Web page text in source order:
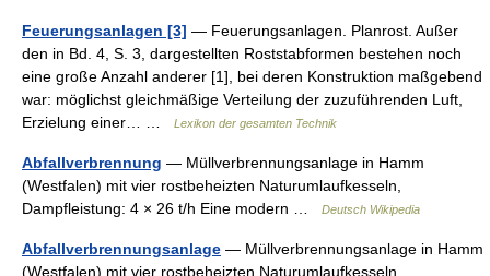
Feuerungsanlagen [3] — Feuerungsanlagen. Planrost. Außer
den in Bd. 4, S. 3, dargestellten Roststabformen bestehen noch
eine große Anzahl anderer [1], bei deren Konstruktion maßgebend
war: möglichst gleichmäßige Verteilung der zuzuführenden Luft,
Erzielung einer… …
Lexikon der gesamten Technik
Abfallverbrennung — Müllverbrennungsanlage in Hamm
(Westfalen) mit vier rostbeheizten Naturumlaufkesseln,
Dampfleistung: 4 × 26 t/h Eine modern …
Deutsch Wikipedia
Abfallverbrennungsanlage — Müllverbrennungsanlage in Hamm
(Westfalen) mit vier rostbeheizten Naturumlaufkesseln,